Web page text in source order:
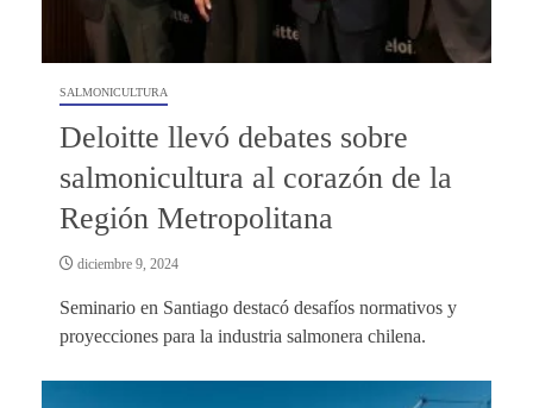
SALMONICULTURA
Deloitte llevó debates sobre
salmonicultura al corazón de la
Región Metropolitana
diciembre 9, 2024
Seminario en Santiago destacó desafíos normativos y
proyecciones para la industria salmonera chilena.